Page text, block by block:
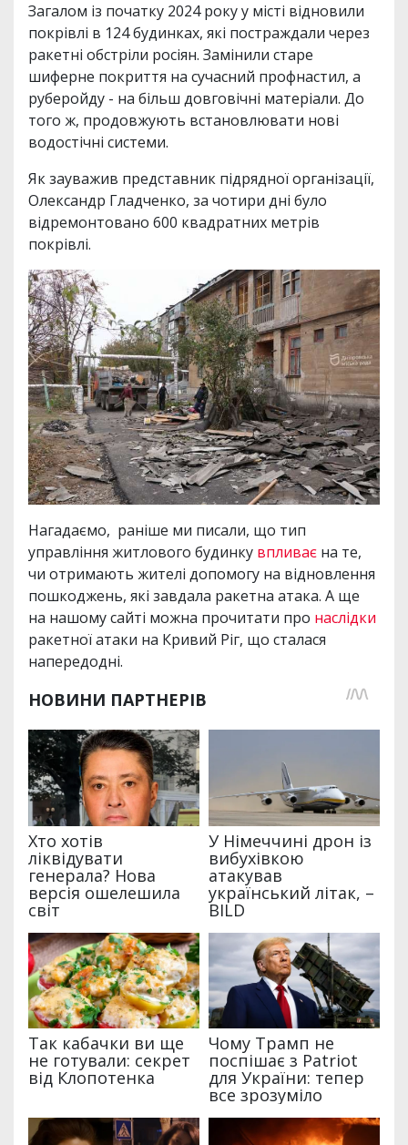
Загалом із початку 2024 року у місті відновили
покрівлі в 124 будинках, які постраждали через
ракетні обстріли росіян. Замінили старе
шиферне покриття на сучасний профнастил, а
руберойду - на більш довговічні матеріали. До
того ж, продовжують встановлювати нові
водостічні системи.
Як зауважив представник підрядної організації,
Олександр Гладченко, за чотири дні було
відремонтовано 600 квадратних метрів
покрівлі.
Нагадаємо, раніше ми писали, що тип
управління житлового будинку впливає на те,
чи отримають жителі допомогу на відновлення
пошкоджень, які завдала ракетна атака. А ще
на нашому сайті можна прочитати про наслідки
ракетної атаки на Кривий Ріг, що сталася
напередодні.